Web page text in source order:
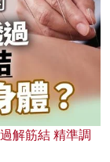
解筋結 精準調